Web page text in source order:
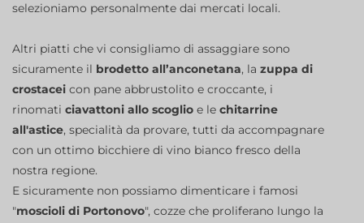
selezioniamo personalmente dai mercati locali.
Altri piatti che vi consigliamo di assaggiare sono
sicuramente il brodetto all’anconetana, la zuppa di
crostacei con pane abbrustolito e croccante, i
rinomati ciavattoni allo scoglio e le chitarrine
all'astice, specialità da provare, tutti da accompagnare
con un ottimo bicchiere di vino bianco fresco della
nostra regione.
E sicuramente non possiamo dimenticare i famosi
"moscioli di Portonovo", cozze che proliferano lungo la